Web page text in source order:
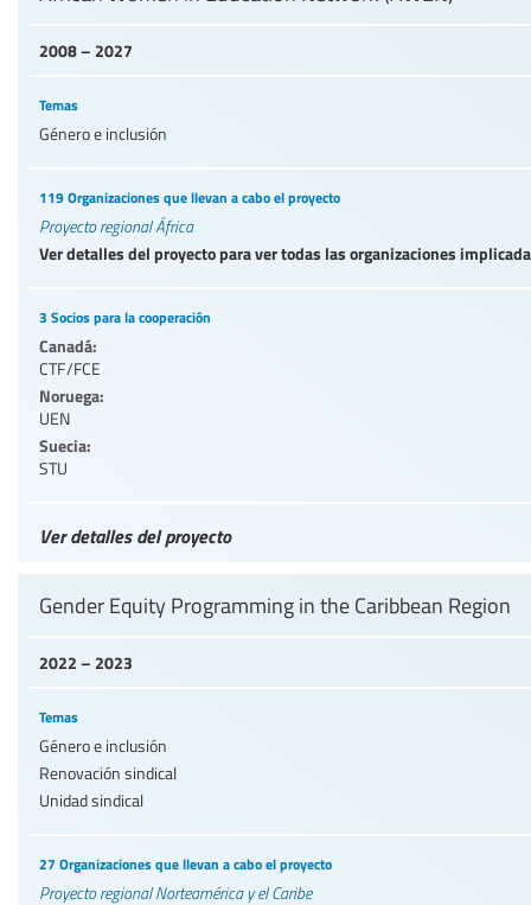
2008 – 2027
Temas
Género e inclusión
119 Organizaciones que llevan a cabo el proyecto
Proyecto regional África
Ver detalles del proyecto para ver todas las organizaciones
3 Socios para la cooperación
Canadá:
CTF/FCE
Noruega:
UEN
Suecia:
STU
Ver detalles del proyecto
2022 – 2023
Gender Equity Programming in the Caribbean Region
Temas
Género e inclusión
Renovación sindical
Unidad sindical
27 Organizaciones que llevan a cabo el proyecto
Proyecto regional Norteamérica y el Caribe